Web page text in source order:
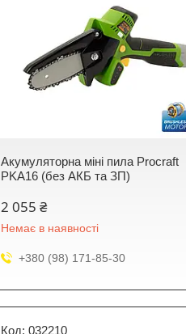
Акумуляторна міні пила Procraft
PKA16 (без АКБ та ЗП)
2 055 ₴
Немає в наявності
+380 (98) 171-85-30
032210